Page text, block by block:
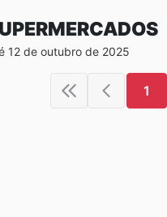
12 de outubro de 2025
1